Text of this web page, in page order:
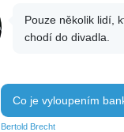
Pouze několik lidí,
chodí do divadla.
Co je vyloupením
Bertold Brecht